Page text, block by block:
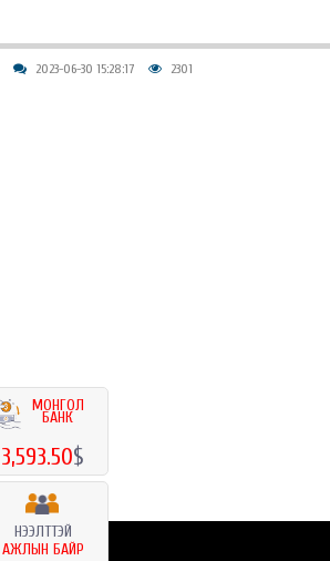
2023-06-30 15:28:17 2301
МОНГОЛ
БАНК
3,593.50$
НЭЭЛТТЭЙ
АЖЛЫН БАЙР